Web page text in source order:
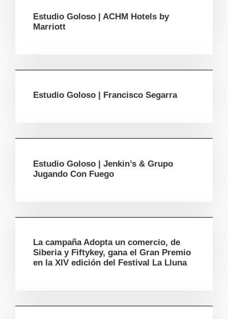
Estudio Goloso | ACHM Hotels by
Marriott
Estudio Goloso | Francisco Segarra
Estudio Goloso | Jenkin’s & Grupo
Jugando Con Fuego
La campaña Adopta un comercio, de
Siberia y Fiftykey, gana el Gran Premio
en la XIV edición del Festival La Lluna